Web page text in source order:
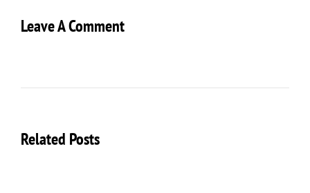
Leave A Comment
Related Posts